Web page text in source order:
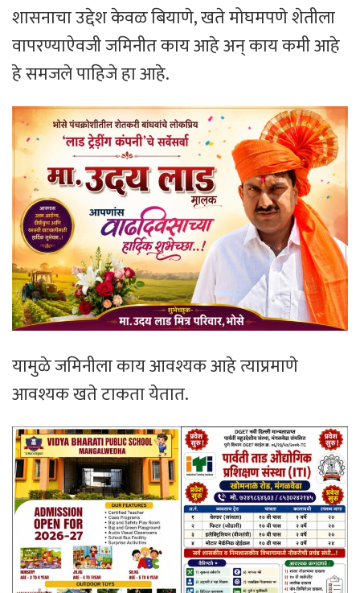
शासनाचा उद्देश केवळ बियाणे, खते मोघमपणे शेतीला
वापरण्याऐवजी जमिनीत काय आहे अन् काय कमी आहे
हे समजले पाहिजे हा आहे.
यामुळे जमिनीला काय आवश्यक आहे त्याप्रमाणे
आवश्यक खते टाकता येतात.